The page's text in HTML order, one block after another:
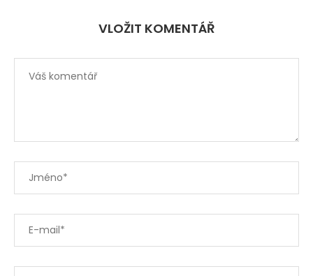
VLOŽIT KOMENTÁŘ